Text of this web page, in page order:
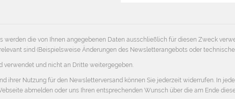
werden die von Ihnen angegebenen Daten ausschließlich für diesen Zweck
sind (Beispielsweise Änderungen des Newsletterangebots oder
und nicht an Dritte weitergegeben.
ihrer Nutzung für den Newsletterversand können Sie jederzeit widerrufen. In
abmelden oder uns Ihren entsprechenden Wunsch über die am Ende